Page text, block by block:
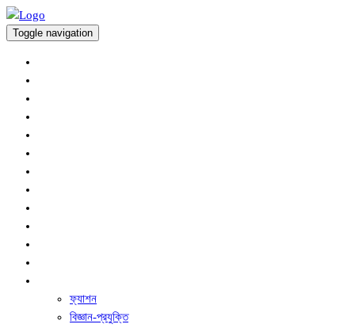
Toggle navigation
ফ্যাশন
বিজ্ঞান-প্রযুক্তি